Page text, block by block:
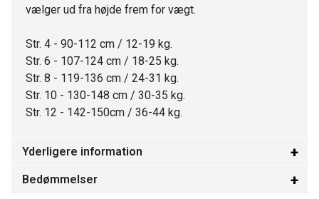
vælger ud fra højde frem for vægt.
Str. 4 - 90-112 cm / 12-19 kg.
Str. 6 - 107-124 cm / 18-25 kg.
Str. 8 - 119-136 cm / 24-31 kg.
Str. 10 - 130-148 cm / 30-35 kg.
Str. 12 - 142-150cm / 36-44 kg.
Yderligere information
Bedømmelser